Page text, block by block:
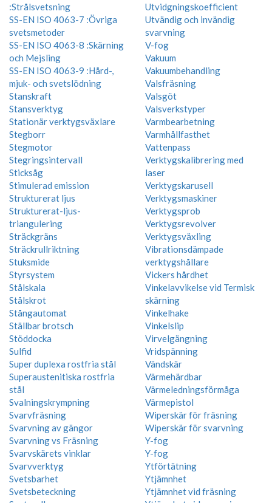
:Strålsvetsning
SS-EN ISO 4063-7 :Övriga
svetsmetoder
SS-EN ISO 4063-8 :Skärning
och Mejsling
SS-EN ISO 4063-9 :Hård-,
mjuk- och svetslödning
Stanskraft
Stansverktyg
Stationär verktygsväxlare
Stegborr
Stegmotor
Stegringsintervall
Sticksåg
Stimulerad emission
Strukturerat ljus
Strukturerat-ljus-
triangulering
Sträckgräns
Sträckrullriktning
Stuksmide
Styrsystem
Stålskala
Stålskrot
Stångautomat
Ställbar brotsch
Stöddocka
Sulfid
Super duplexa rostfria stål
Superaustenitiska rostfria
stål
Svalningskrympning
Svarvfräsning
Svarvning av gängor
Svarvning vs Fräsning
Svarvskärets vinklar
Svarvverktyg
Svetsbarhet
Svetsbeteckning
Utvidgningskoefficient
Utvändig och invändig
svarvning
V-fog
Vakuum
Vakuumbehandling
Valsfräsning
Valsgöt
Valsverkstyper
Varmbearbetning
Varmhållfasthet
Vattenpass
Verktygskalibrering med
laser
Verktygskarusell
Verktygsmaskiner
Verktygsprob
Verktygsrevolver
Verktygsväxling
Vibrationsdämpade
verktygshållare
Vickers hårdhet
Vinkelavvikelse vid Termisk
skärning
Vinkelhake
Vinkelslip
Virvelgängning
Vridspänning
Vändskär
Värmehärdbar
Värmeledningsförmåga
Värmepistol
Wiperskär för fräsning
Wiperskär för svarvning
Y-fog
Y-fog
Ytförtätning
Ytjämnhet
Ytjämnhet vid fräsning